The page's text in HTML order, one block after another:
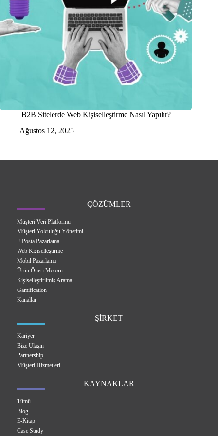
B2B Sitelerde Web Kişiselleştirme Nasıl Yapılır?
Ağustos 12, 2025
ÇÖZÜMLER
Müşteri Veri Platformu
Müşteri Yolculuğu Yönetimi
E Posta Pazarlama
Web Kişiselleştirme
Mobil Pazarlama
Ürün Öneri Motoru
Kişiselleştirilmiş Arama
Gamification
Kanallar
ŞİRKET
Kariyer
Bize Ulaşın
Partnership
Müşteri Hizmetleri
KAYNAKLAR
Tümü
Blog
E-Kitap
Case Study